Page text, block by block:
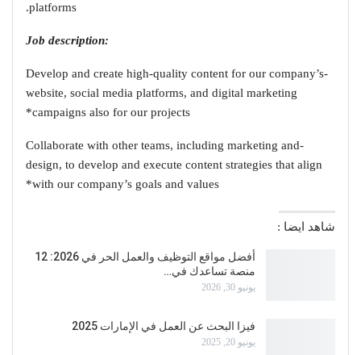
platforms.
:Job description
-Develop and create high-quality content for our company’s
website, social media platforms, and digital marketing
campaigns also for our projects*
-Collaborate with other teams, including marketing and
design, to develop and execute content strategies that align
with our company’s goals and values*
شاهد ايضا :
أفضل مواقع التوظيف والعمل الحر في 2026: 12
منصة تساعدك في…
يونيو 30, 2026
فيزا البحث عن العمل في الإمارات 2025
يونيو 20, 2025